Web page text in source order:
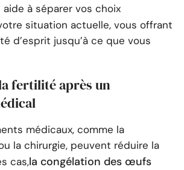
aide à séparer vos choix
situation actuelle, vous offrant
d’esprit jusqu’à ce que vous
fertilité après un
médicaux, comme la
la chirurgie, peuvent réduire la
cas,la congélation des œufs